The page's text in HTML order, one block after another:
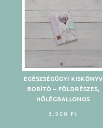
EGÉSZSÉGÜGYI KISKÖNYV
BORÌTÒ – FÖLDRÉSZES,
HŐLÉGBALLONOS
3.900 Ft